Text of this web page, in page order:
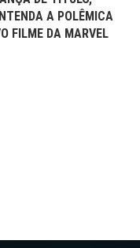
A POLÊMICA
FILME DA MARVEL